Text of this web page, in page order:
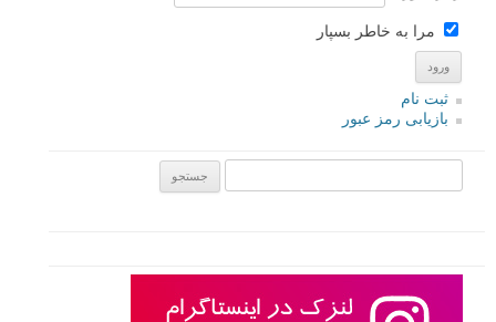
مرا به خاطر بسپار
ثبت نام
بازیابی رمز عبور